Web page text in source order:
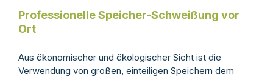
Professionelle Speicher-Schweißung vor
Ort
Aus ökonomischer und ökologischer Sicht ist die
Verwendung von großen, einteiligen Speichern dem